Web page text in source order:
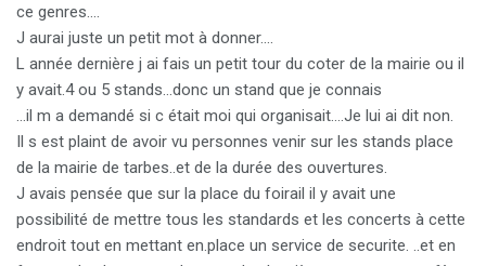
ce genres….
J aurai juste un petit mot à donner….
L année dernière j ai fais un petit tour du coter de la mairie ou il
y avait.4 ou 5 stands…donc un stand que je connais
…il m a demandé si c était moi qui organisait….Je lui ai dit non.
Il s est plaint de avoir vu personnes venir sur les stands place
de la mairie de tarbes..et de la durée des ouvertures.
J avais pensée que sur la place du foirail il y avait une
possibilité de mettre tous les standards et les concerts à cette
endroit tout en mettant en.place un service de securite. ..et en